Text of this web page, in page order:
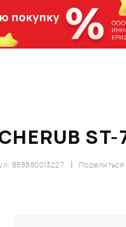
ST-
Поделиться
888880013227